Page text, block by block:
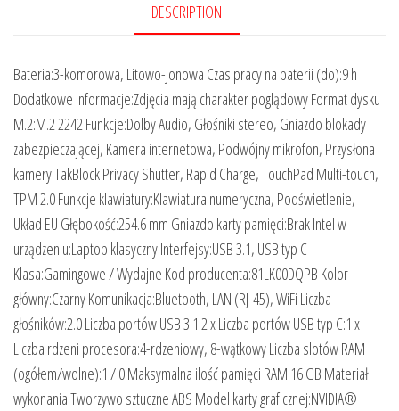
DESCRIPTION
Bateria:3-komorowa, Litowo-Jonowa Czas pracy na baterii (do):9 h
Dodatkowe informacje:Zdjęcia mają charakter poglądowy Format dysku
M.2:M.2 2242 Funkcje:Dolby Audio, Głośniki stereo, Gniazdo blokady
zabezpieczającej, Kamera internetowa, Podwójny mikrofon, Przysłona
kamery TakBlock Privacy Shutter, Rapid Charge, TouchPad Multi-touch,
TPM 2.0 Funkcje klawiatury:Klawiatura numeryczna, Podświetlenie,
Układ EU Głębokość:254.6 mm Gniazdo karty pamięci:Brak Intel w
urządzeniu:Laptop klasyczny Interfejsy:USB 3.1, USB typ C
Klasa:Gamingowe / Wydajne Kod producenta:81LK00DQPB Kolor
główny:Czarny Komunikacja:Bluetooth, LAN (RJ-45), WiFi Liczba
głośników:2.0 Liczba portów USB 3.1:2 x Liczba portów USB typ C:1 x
Liczba rdzeni procesora:4-rdzeniowy, 8-wątkowy Liczba slotów RAM
(ogółem/wolne):1 / 0 Maksymalna ilość pamięci RAM:16 GB Materiał
wykonania:Tworzywo sztuczne ABS Model karty graficznej:NVIDIA®